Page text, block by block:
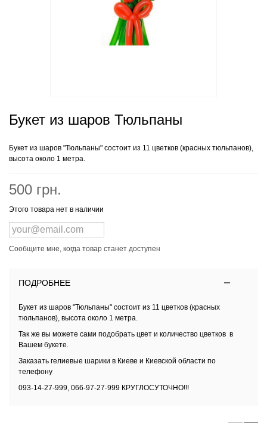
Букет из шаров Тюльпаны
Букет из шаров "Тюльпаны" состоит из 11 цветков (красных тюльпанов),
высота около 1 метра.
500 грн.
Этого товара нет в наличии
Сообщите мне, когда товар станет доступен
ПОДРОБНЕЕ
Букет из шаров "Тюльпаны" состоит из 11 цветков (красных
тюльпанов), высота около 1 метра.
Так же вы можете сами подобрать цвет и количество цветков в
Вашем букете.
Заказать гелиевые шарики в Киеве и Киевской области по
телефону
093-14-27-999, 066-97-27-999 КРУГЛОСУТОЧНО!!!